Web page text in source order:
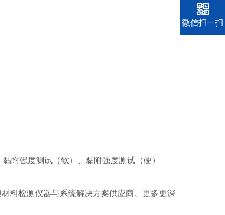
附强度测试（软）、黏附强度测试（硬）
料检测仪器与系统解决方案供应商。更多更深
电话
微信扫一扫